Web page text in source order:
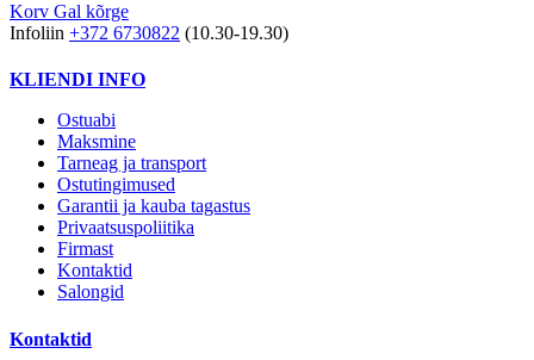
Korv Gal kõrge
Infoliin +372 6730822 (10.30-19.30)
KLIENDI INFO
Ostuabi
Maksmine
Tarneag ja transport
Ostutingimused
Garantii ja kauba tagastus
Privaatsuspoliitika
Firmast
Kontaktid
Salongid
Kontaktid